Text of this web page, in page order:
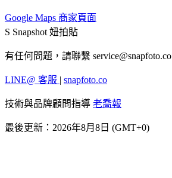
Google Maps 商家頁面
S Snapshot 妞拍貼
有任何問題，請聯繫 service@snapfoto.co
LINE@ 客服 | snapfoto.co
技術與品牌顧問指導 老喬報
最後更新：2026年8月8日 (GMT+0)